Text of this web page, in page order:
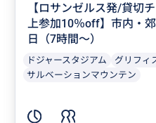
【ロサンゼルス発/貸切
上参加10％off】市内・
日（7時間～）
ドジャースタジアム グリフィ
サルベーションマウンテン